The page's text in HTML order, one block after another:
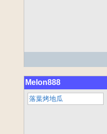
Melon888
落葉烤地瓜